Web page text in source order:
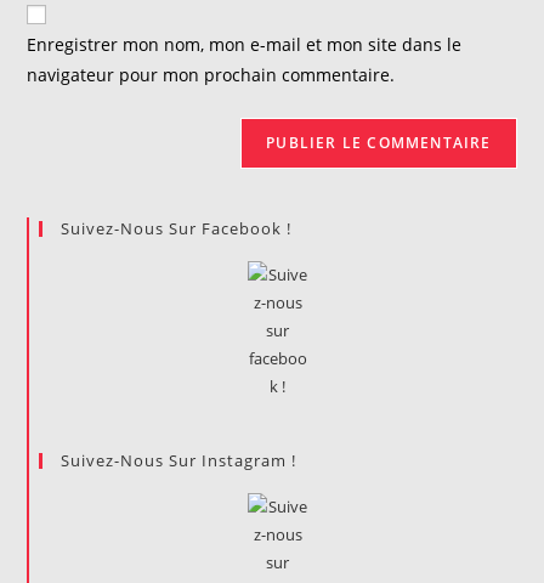
comment
votre
(facultatif)
Enregistrer mon nom, mon e-mail et mon site dans le
navigateur pour mon prochain commentaire.
Suivez-Nous Sur Facebook !
Suivez-Nous Sur Instagram !